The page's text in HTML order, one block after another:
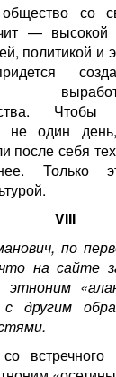
со
— высокой
политикой и
не один
после себя
Только
VIII
по
на сайте
этноним
другим